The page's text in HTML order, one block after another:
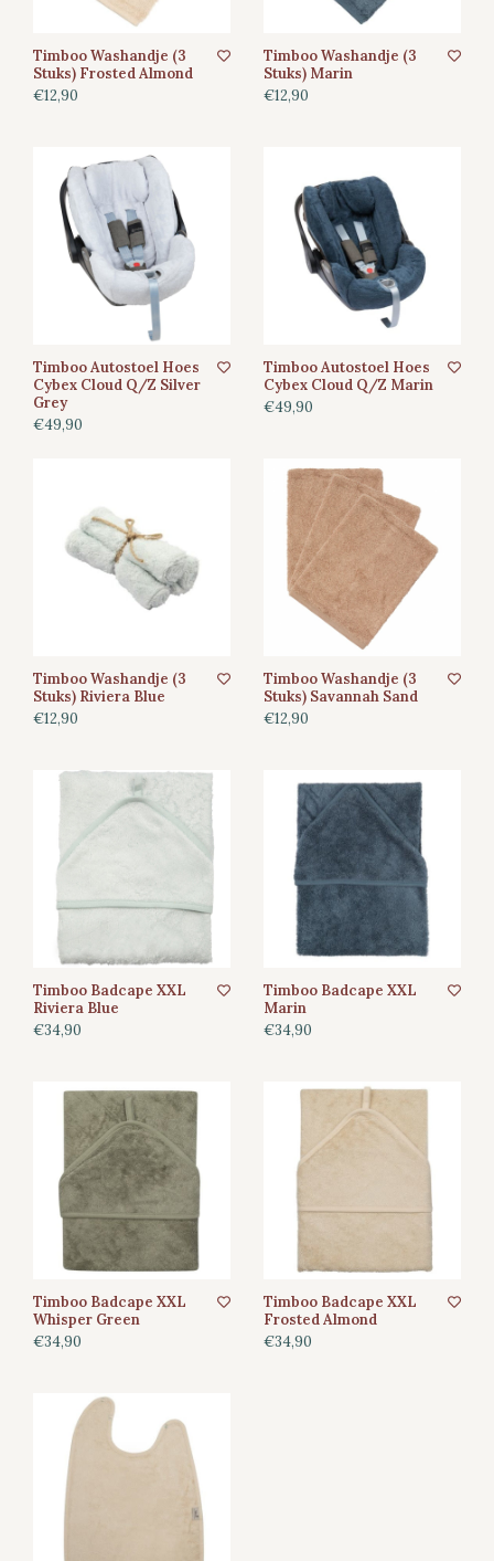
Timboo Washandje (3
Stuks) Frosted Almond
€12,90
Timboo Washandje (3
Stuks) Marin
€12,90
Timboo Autostoel Hoes
Cybex Cloud Q/Z Silver
Grey
€49,90
Timboo Autostoel Hoes
Cybex Cloud Q/Z Marin
€49,90
Timboo Washandje (3
Stuks) Riviera Blue
€12,90
Timboo Washandje (3
Stuks) Savannah Sand
€12,90
Timboo Badcape XXL
Riviera Blue
€34,90
Timboo Badcape XXL
Marin
€34,90
Timboo Badcape XXL
Whisper Green
€34,90
Timboo Badcape XXL
Frosted Almond
€34,90